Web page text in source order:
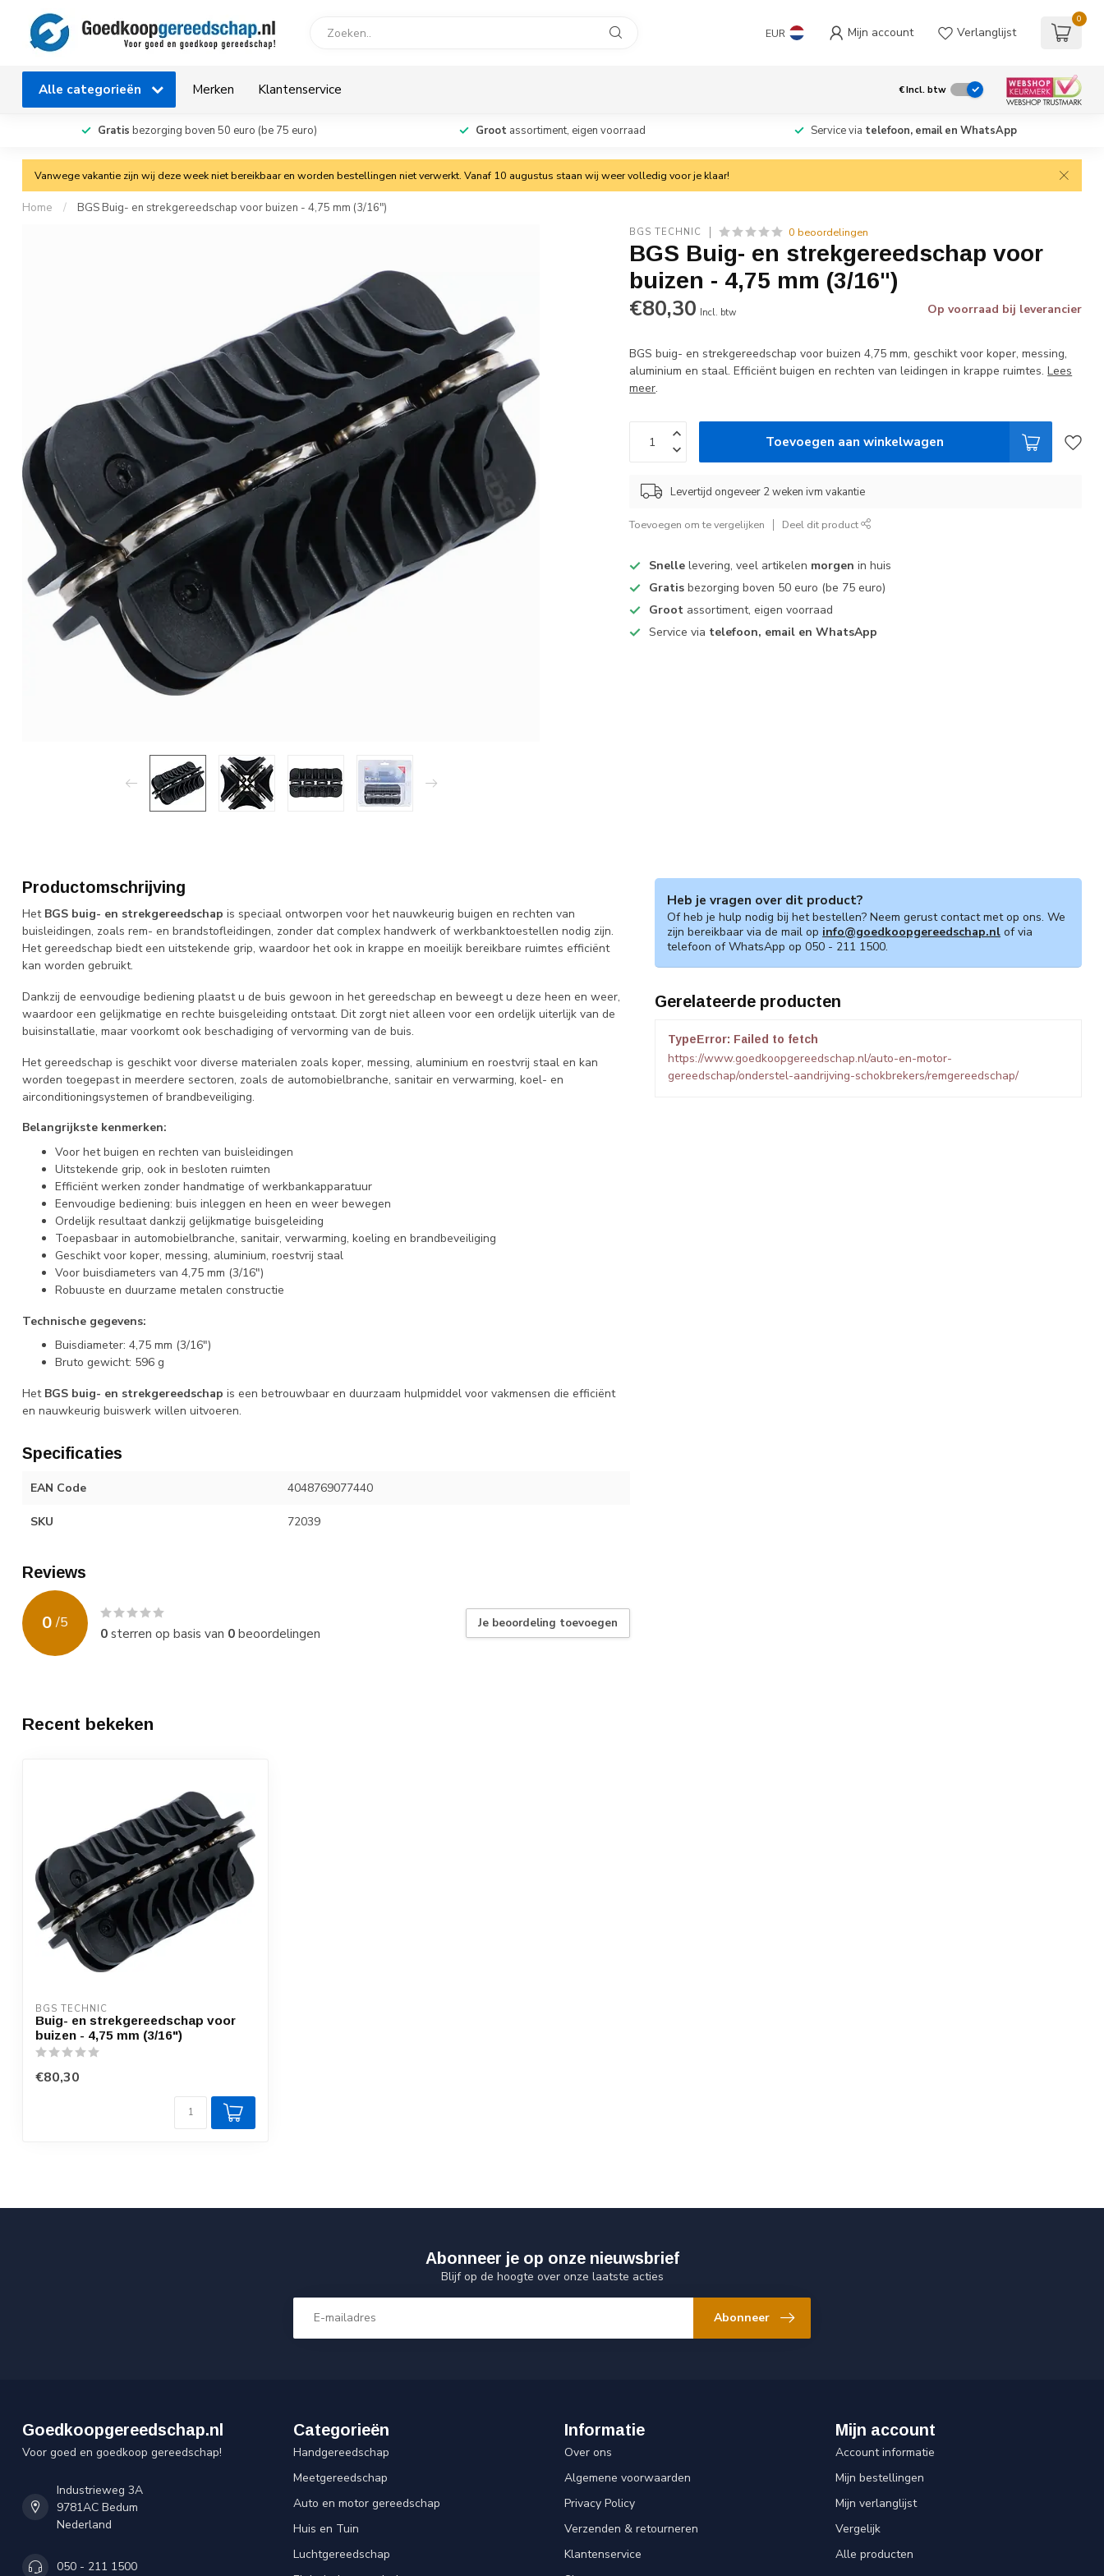
EUR Mijn account Verlanglijst
0
Alle categorieën Merken Klantenservice €Incl. btw
Gratis bezorging boven 50 euro (be 75 euro) Grootassortiment, eigen voorraad Service via telefoon, email en WhatsApp
Vanwege vakantie zijn wij deze week niet bereikbaar en worden bestellingen niet verwerkt. Vanaf 10 augustus staan wij weer volledig voor je klaar!
Home / BGS Buig- en strekgereedschap voor buizen - 4,75 mm (3/16")
BGS TECHNIC 0 beoordelingen
BGS Buig- en strekgereedschap voor
buizen - 4,75 mm (3/16")
€80,30 Incl. btw Op voorraad bij leverancier
BGS buig- en strekgereedschap voor buizen 4,75 mm, geschikt voor koper, messing,
aluminium en staal. Efficiënt buigen en rechten van leidingen in krappe ruimtes.Lees
meer.
Toevoegen aan winkelwagen
Levertijd ongeveer 2 weken ivm vakantie
Toevoegen om te vergelijken Deel dit product
Snelle levering, veel artikelen morgen in huis
Gratis bezorging boven 50 euro (be 75 euro)
Groot assortiment, eigen voorraad
Service via telefoon, email en WhatsApp
Productomschrijving
Het BGS buig- en strekgereedschap is speciaal ontworpen voor het nauwkeurig buigen en rechten van
buisleidingen, zoals rem- en brandstofleidingen, zonder dat complex handwerk of werkbanktoestellen nodig zijn.
Het gereedschap biedt een uitstekende grip, waardoor het ook in krappe en moeilijk bereikbare ruimtes efficiënt
kan worden gebruikt.
Dankzij de eenvoudige bediening plaatst u de buis gewoon in het gereedschap en beweegt u deze heen en weer,
waardoor een gelijkmatige en rechte buisgeleiding ontstaat. Dit zorgt niet alleen voor een ordelijk uiterlijk van de
buisinstallatie, maar voorkomt ook beschadiging of vervorming van de buis.
Het gereedschap is geschikt voor diverse materialen zoals koper, messing, aluminium en roestvrij staal en kan
worden toegepast in meerdere sectoren, zoals de automobielbranche, sanitair en verwarming, koel- en
airconditioningsystemen of brandbeveiliging.
Belangrijkste kenmerken:
Voor het buigen en rechten van buisleidingen
Uitstekende grip, ook in besloten ruimten
Efficiënt werken zonder handmatige of werkbankapparatuur
Eenvoudige bediening: buis inleggen en heen en weer bewegen
Ordelijk resultaat dankzij gelijkmatige buisgeleiding
Toepasbaar in automobielbranche, sanitair, verwarming, koeling en brandbeveiliging
Geschikt voor koper, messing, aluminium, roestvrij staal
Voor buisdiameters van 4,75 mm (3/16")
Robuuste en duurzame metalen constructie
Technische gegevens:
Buisdiameter: 4,75 mm (3/16")
Bruto gewicht: 596 g
Het BGS buig- en strekgereedschap is een betrouwbaar en duurzaam hulpmiddel voor vakmensen die efficiënt
en nauwkeurig buiswerk willen uitvoeren.
Specificaties
EAN Code 4048769077440
SKU 72039
Reviews
0 /5
0sterren op basis van 0beoordelingen
Je beoordeling toevoegen
Heb je vragen over dit product?
Of heb je hulp nodig bij het bestellen? Neem gerust contact met op ons. We
zijn bereikbaar via de mail op info@goedkoopgereedschap.nl of via
telefoon of WhatsApp op 050 - 211 1500.
Gerelateerde producten
TypeError: Failed to fetch
https://www.goedkoopgereedschap.nl/auto-en-motor-
gereedschap/onderstel-aandrijving-schokbrekers/remgereedschap/
Recent bekeken
BGS TECHNIC
Buig- en strekgereedschap voor
buizen - 4,75 mm (3/16")
€80,30
Abonneer je op onze nieuwsbrief
Blijf op de hoogte over onze laatste acties
Abonneer
Goedkoopgereedschap.nl
Voor goed en goedkoop gereedschap!
Industrieweg 3A
9781AC Bedum
Nederland
050 - 211 1500
Categorieën
Handgereedschap
Meetgereedschap
Auto en motor gereedschap
Huis en Tuin
Luchtgereedschap
Informatie
Over ons
Algemene voorwaarden
Privacy Policy
Verzenden & retourneren
Klantenservice
Mijn account
Account informatie
Mijn bestellingen
Mijn verlanglijst
Vergelijk
Alle producten